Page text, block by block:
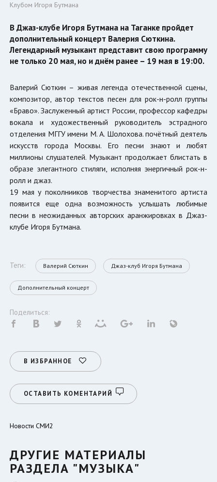
Клубом Игоря Бутмана
В Джаз-клубе Игоря Бутмана на Таганке пройдет
дополнительный концерт Валерия Сюткина.
Легендарный музыкант представит свою программу
не только 20 мая, но и днём ранее – 19 мая в 19:00.
Валерий Сюткин – живая легенда отечественной сцены,
композитор, автор текстов песен для рок-н-ролл группы
«Браво». Заслуженный артист России, профессор кафедры
вокала и художественный руководитель эстрадного
отделения МГГУ имени М. А. Шолохова. почётный деятель
искусств города Москвы. Его песни знают и любят
миллионы слушателей. Музыкант продолжает блистать в
образе элегантного стиляги, исполняя энергичный рок-н-
ролл и джаз.
19 мая у поколнииков творчества знаменитого артиста
появится еще одна возможность услышать любимые
песни в неожиданных авторских аранжировках в Джаз-
клубе Игоря Бутмана.
Теги: Валерий Сюткин Джаз-клуб Игоря Бутмана
Дополнительный концерт
Поделиться:
В ИЗБРАННОЕ
ОСТАВИТЬ КОМЕНТАРИЙ
Новости СМИ2
ДРУГИЕ МАТЕРИАЛЫ
РАЗДЕЛА "МУЗЫКА"